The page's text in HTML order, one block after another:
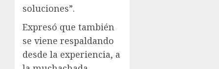
soluciones”.
Expresó que también
se viene respaldando
desde la experiencia, a